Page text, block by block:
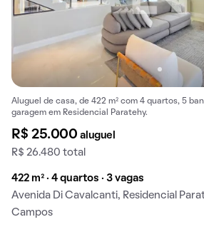
Aluguel de casa, de 422 m² com 4 quartos, 5
garagem em Residencial Paratehy.
R$ 25.000aluguel
R$ 26.480 total
422 m² · 4 quartos · 3 vagas
Avenida Di Cavalcanti, Residencial
Campos